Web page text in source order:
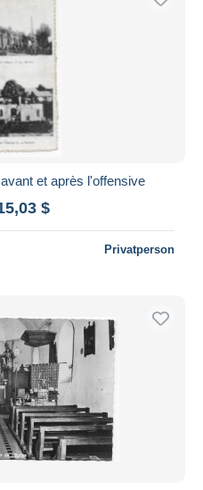
et après l'offensive
$
Privatperson